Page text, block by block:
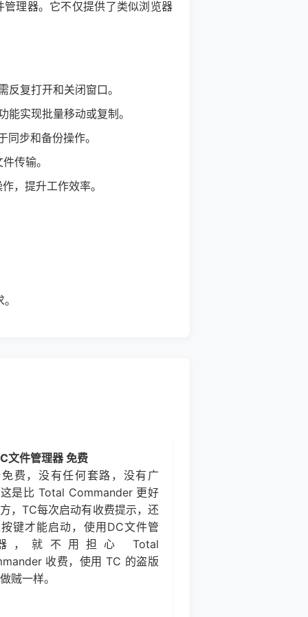
理器。它不仅提供了类似浏览器
复打开和关闭窗口。
实现批量移动或复制。
步和备份操作。
传输。
，提升工作效率。
文件管理器 免费
费，没有任何套路，没有广
是比 Total Commander 更好
，TC每次启动有收费提示，还
键才能启动，使用DC文件管
，就不用担心 Total
收费，使用 TC 的盗版
贼一样。